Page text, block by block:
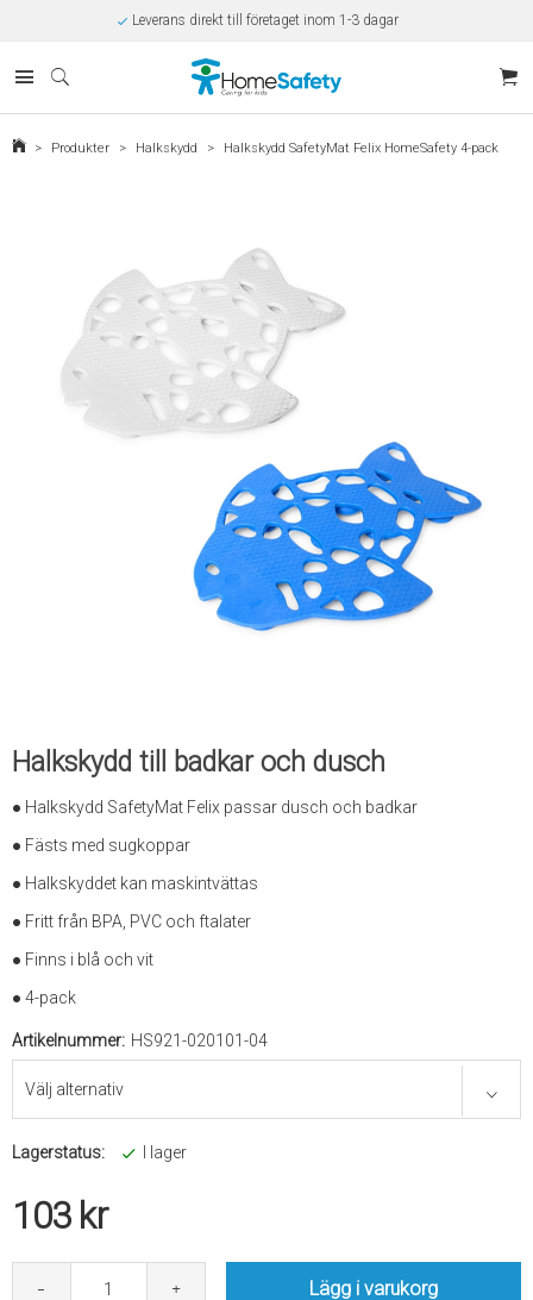
Leverans direkt till företaget inom 1-3 dagar
Rabatt på beställningar över 10.000kr/år
Kunnig kundtjänst Egen tillverkning Eget lager i Kungsbacka
> Produkter > Halkskydd > Halkskydd SafetyMat Felix HomeSafety 4-pack
Halkskydd till badkar och dusch
● Halkskydd SafetyMat Felix passar dusch och badkar
● Fästs med sugkoppar
● Halkskyddet kan maskintvättas
● Fritt från BPA, PVC och ftalater
● Finns i blå och vit
● 4-pack
Artikelnummer: HS921-020101-04
Lagerstatus: I lager
103 kr
Lägg i varukorg